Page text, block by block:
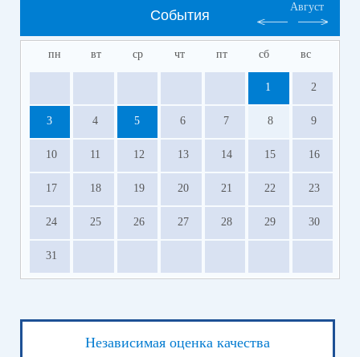
События
Август
пн вт ср чт пт сб вс
1 2
3 4 5 6 7 8 9
10 11 12 13 14 15 16
17 18 19 20 21 22 23
24 25 26 27 28 29 30
31
Независимая оценка качества